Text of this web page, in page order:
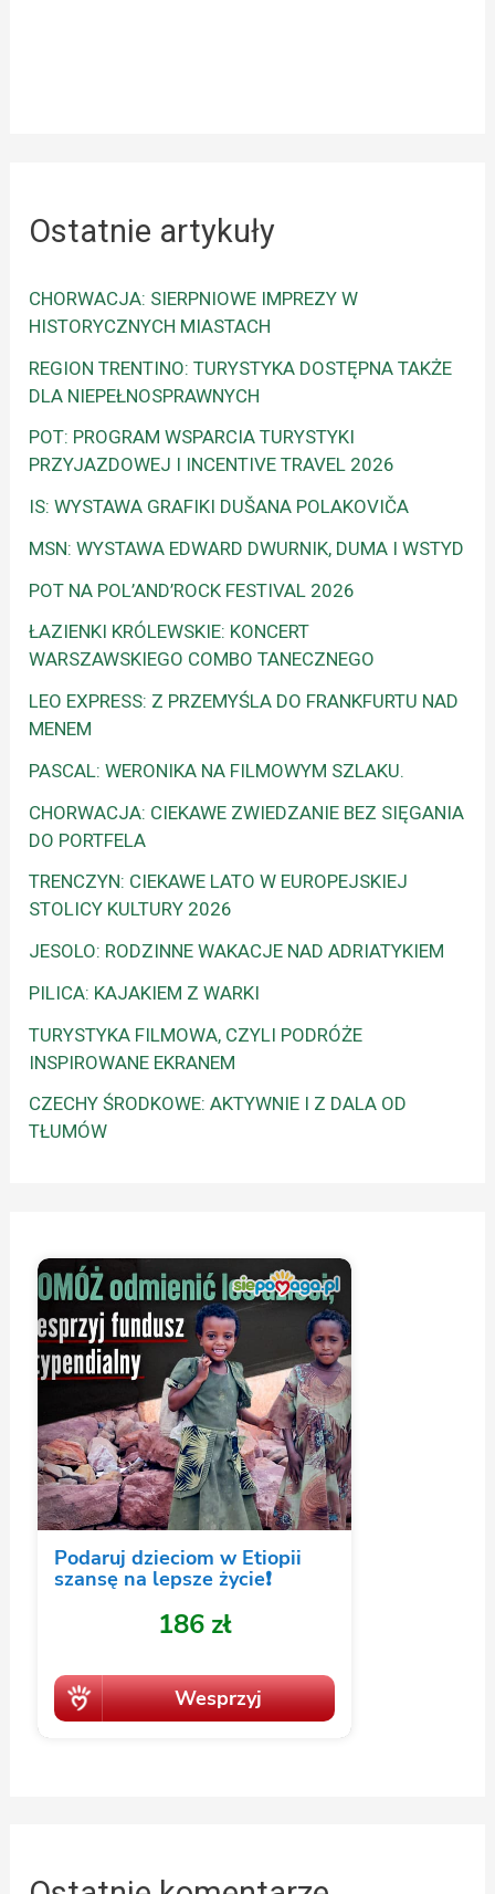
Ostatnie artykuły
CHORWACJA: SIERPNIOWE IMPREZY W
HISTORYCZNYCH MIASTACH
REGION TRENTINO: TURYSTYKA DOSTĘPNA TAKŻE
DLA NIEPEŁNOSPRAWNYCH
POT: PROGRAM WSPARCIA TURYSTYKI
PRZYJAZDOWEJ I INCENTIVE TRAVEL 2026
IS: WYSTAWA GRAFIKI DUŠANA POLAKOVIČA
MSN: WYSTAWA EDWARD DWURNIK, DUMA I WSTYD
POT NA POL’AND’ROCK FESTIVAL 2026
ŁAZIENKI KRÓLEWSKIE: KONCERT
WARSZAWSKIEGO COMBO TANECZNEGO
LEO EXPRESS: Z PRZEMYŚLA DO FRANKFURTU NAD
MENEM
PASCAL: WERONIKA NA FILMOWYM SZLAKU.
CHORWACJA: CIEKAWE ZWIEDZANIE BEZ SIĘGANIA
DO PORTFELA
TRENCZYN: CIEKAWE LATO W EUROPEJSKIEJ
STOLICY KULTURY 2026
JESOLO: RODZINNE WAKACJE NAD ADRIATYKIEM
PILICA: KAJAKIEM Z WARKI
TURYSTYKA FILMOWA, CZYLI PODRÓŻE
INSPIROWANE EKRANEM
CZECHY ŚRODKOWE: AKTYWNIE I Z DALA OD
TŁUMÓW